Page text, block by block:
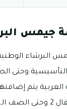
جيمس
البرشاء الوطنية
العربية يتم